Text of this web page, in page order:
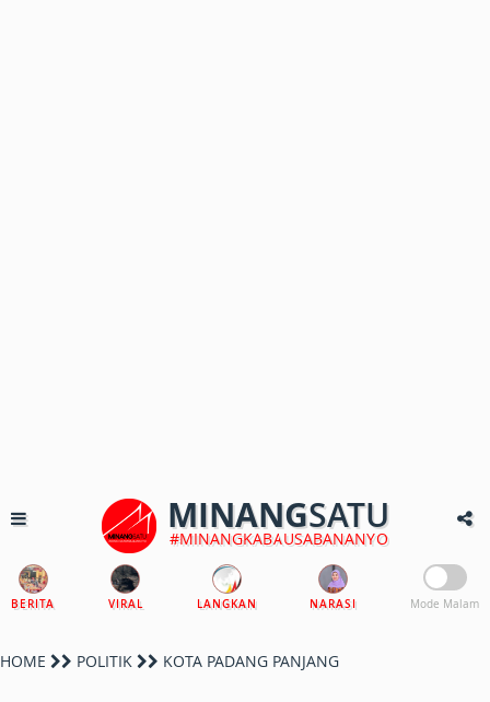
MINANGSATU
#MINANGKABAUSABANANYO
BERITA VIRAL LANGKAN NARASI Mode Malam
HOME POLITIK KOTA PADANG PANJANG